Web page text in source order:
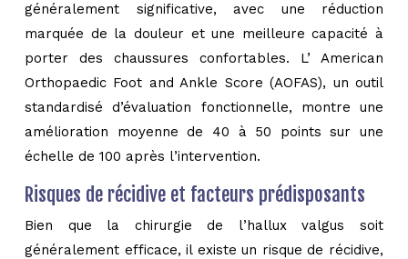
généralement significative, avec une réduction
marquée de la douleur et une meilleure capacité à
porter des chaussures confortables. L’ American
Orthopaedic Foot and Ankle Score (AOFAS), un outil
standardisé d’évaluation fonctionnelle, montre une
amélioration moyenne de 40 à 50 points sur une
échelle de 100 après l’intervention.
Risques de récidive et facteurs prédisposants
Bien que la chirurgie de l’hallux valgus soit
généralement efficace, il existe un risque de récidive,